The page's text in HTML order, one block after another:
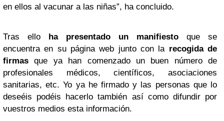
en ellos al vacunar a las niñas”, ha concluido.
Tras ello ha presentado un manifiesto que se
encuentra en su página web junto con la recogida de
firmas que ya han comenzado un buen número de
profesionales médicos, científicos, asociaciones
sanitarias, etc. Yo ya he firmado y las personas que lo
deseéis podéis hacerlo también así como difundir por
vuestros medios esta información.